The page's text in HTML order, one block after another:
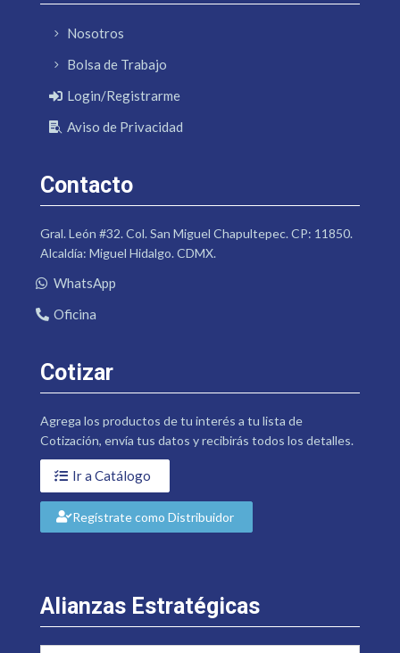
Nosotros
Bolsa de Trabajo
Login/Registrarme
Aviso de Privacidad
Contacto
Gral. León #32. Col. San Miguel Chapultepec. CP: 11850.
Alcaldía: Miguel Hidalgo. CDMX.
WhatsApp
Oficina
Cotizar
Agrega los productos de tu interés a tu lista de
Cotización, envía tus datos y recibirás todos los detalles.
Ir a Catálogo
Regístrate como Distribuidor
Alianzas Estratégicas